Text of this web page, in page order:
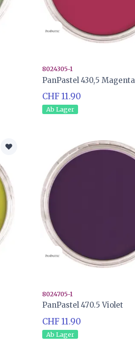
8024305-1
PanPastel 430,5 Magenta
CHF 11.90
Ab Lager
8024705-1
PanPastel 470.5 Violet
CHF 11.90
Ab Lager